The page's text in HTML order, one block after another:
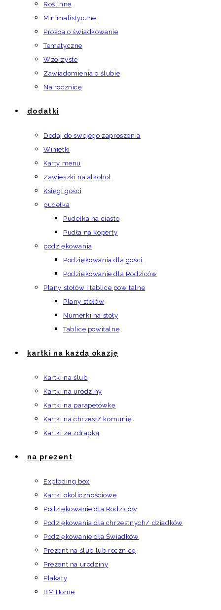
Roślinne
Minimalistyczne
Prośba o świadkowanie
Tematyczne
Wzorzyste
Zawiadomienia o ślubie
Na rocznicę
dodatki
Dodaj do swojego zaproszenia
Winietki
Karty menu
Zawieszki na alkohol
Księgi gości
pudełka
Pudełka na ciasto
Pudła na koperty
podziękowania
Podziękowania dla gości
Podziękowanie dla Rodziców
Plany stołów i tablice powitalne
Plany stołów
Numerki na stoły
Tablice powitalne
kartki na każdą okazję
Kartki na ślub
Kartki na urodziny
Kartki na parapetówkę
Kartki na chrzest/ komunię
Kartki ze zdrapką
na prezent
Exploding box
Kartki okolicznościowe
Podziękowanie dla Rodziców
Podziękowania dla chrzestnych/ dziadków
Podziękowanie dla Świadków
Prezent na ślub lub rocznicę
Prezent na urodziny
Plakaty
BM Home